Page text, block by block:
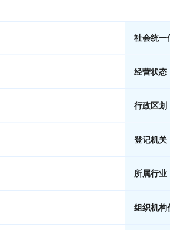
社会统一
经营状态
行政区划
登记机关
所属行业
组织机构